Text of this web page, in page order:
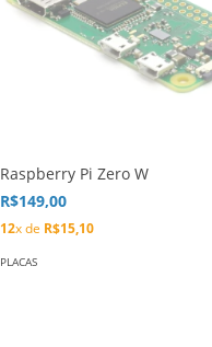
Raspberry Pi Zero W
R$149,00
12x de R$15,10
PLACAS